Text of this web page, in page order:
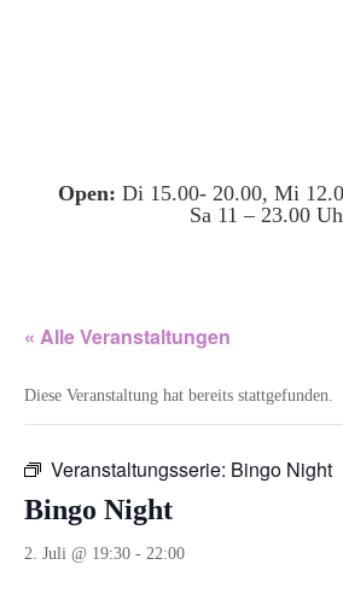
Open: Di 15.00- 20.00, Mi
Sa 11 – 23.00
« Alle Veranstaltungen
Diese Veranstaltung hat bereits stattgefunden.
Veranstaltungsserie: Bingo Night
Bingo Night
2. Juli @ 19:30 - 22:00